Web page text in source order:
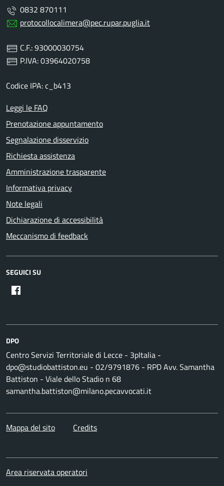
0832 870111
protocollocalimera@pec.rupar.puglia.it
C.F.: 93000030754
P.IVA: 03964020758
Codice IPA: c_b413
Leggi le FAQ
Prenotazione appuntamento
Segnalazione disservizio
Richiesta assistenza
Amministrazione trasparente
Informativa privacy
Note legali
Dichiarazione di accessibilità
Meccanismo di feedback
SEGUICI SU
DPO
Centro Servizi Territoriale di Lecce - 3pItalia -
dpo@studiobattiston.eu - 02/9791876 - RPD Avv. Samantha
Battiston - Viale dello Stadio n 68
samantha.battiston@milano.pecavvocati.it
Mappa del sito Credits
Area riservata operatori